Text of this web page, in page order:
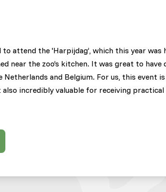
to attend the 'Harpijdag’, which this year
near the zoo’s kitchen. It was great to
and Belgium. For us, this event
incredibly valuable for receiving